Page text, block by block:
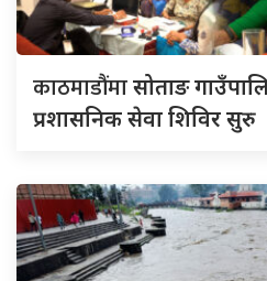
काठमाडौंमासोताङ
प्रशासनिक सेवा शिविर सुरु